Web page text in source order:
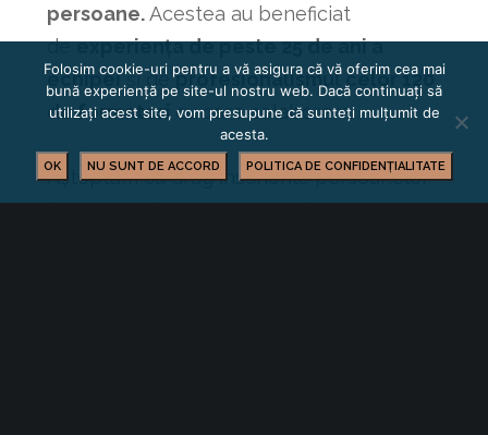
persoane.Acestea au beneficiat
deexperiența de peste 25 de ani a
echipeiși deprofesionalismul celor 120
de formatori cu care colaboram.
Așteptăm cu drag înscrierile persoanelor
interesate de aceste cursuri.
Folosim cookie-uri pentru a vă asigura că vă oferim cea mai
bună experiență pe site-ul nostru web. Dacă continuați să
utilizați acest site, vom presupune că sunteți mulțumit de
acesta.
OK NU SUNT DE ACCORD POLITICA DE CONFIDENȚIALITATE